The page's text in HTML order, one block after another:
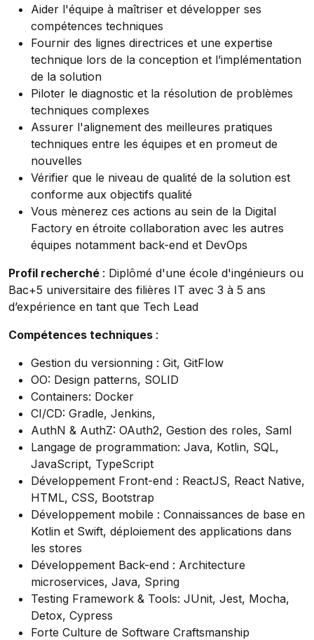
Aider l'équipe à maîtriser et développer ses
compétences techniques
Fournir des lignes directrices et une expertise
technique lors de la conception et l’implémentation
de la solution
Piloter le diagnostic et la résolution de problèmes
techniques complexes
Assurer l'alignement des meilleures pratiques
techniques entre les équipes et en promeut de
nouvelles
Vérifier que le niveau de qualité de la solution est
conforme aux objectifs qualité
Vous mènerez ces actions au sein de la Digital
Factory en étroite collaboration avec les autres
équipes notamment back-end et DevOps
Profil recherché : Diplômé d'une école d'ingénieurs ou
Bac+5 universitaire des filières IT avec 3 à 5 ans
d’expérience en tant que Tech Lead
Compétences techniques :
Gestion du versionning : Git, GitFlow
OO: Design patterns, SOLID
Containers: Docker
CI/CD: Gradle, Jenkins,
AuthN & AuthZ: OAuth2, Gestion des roles, Saml
Langage de programmation: Java, Kotlin, SQL,
JavaScript, TypeScript
Développement Front-end : ReactJS, React Native,
HTML, CSS, Bootstrap
Développement mobile : Connaissances de base en
Kotlin et Swift, déploiement des applications dans
les stores
Développement Back-end : Architecture
microservices, Java, Spring
Testing Framework & Tools: JUnit, Jest, Mocha,
Detox, Cypress
Forte Culture de Software Craftsmanship